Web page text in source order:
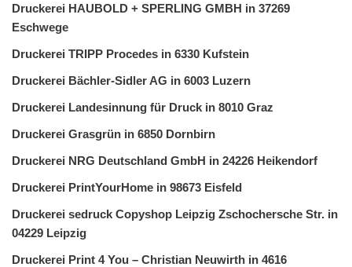
Druckerei HAUBOLD + SPERLING GMBH in 37269
Eschwege
Druckerei TRIPP Procedes in 6330 Kufstein
Druckerei Bächler-Sidler AG in 6003 Luzern
Druckerei Landesinnung für Druck in 8010 Graz
Druckerei Grasgrün in 6850 Dornbirn
Druckerei NRG Deutschland GmbH in 24226 Heikendorf
Druckerei PrintYourHome in 98673 Eisfeld
Druckerei sedruck Copyshop Leipzig Zschochersche Str. in
04229 Leipzig
Druckerei Print 4 You – Christian Neuwirth in 4616